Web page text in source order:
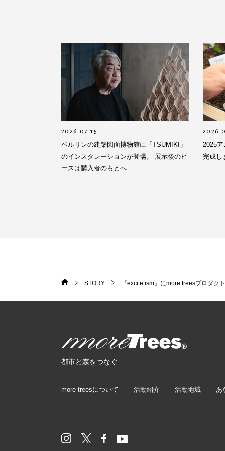
2026.07.15
ベルリンの建築図面博物館に「TSUMIKI」
のインスタレーションが登場。 展示後のピ
ースは購入者のもとへ
2025
完成し
STORY
『excite ism』にmore treesプロダク
都市と森をつなぐ
more treesについて 活動紹介 活動地域 あ